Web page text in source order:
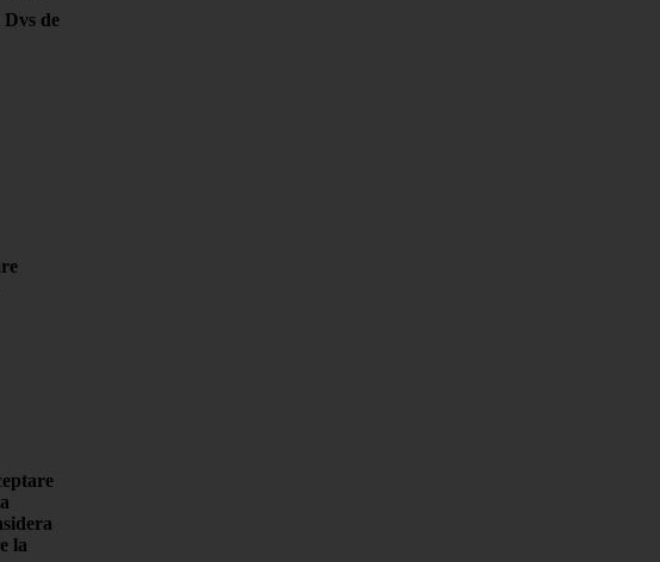
de
la